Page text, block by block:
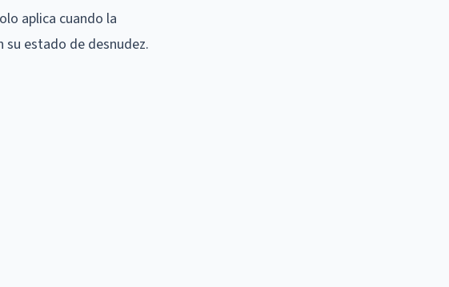
aplica cuando la
su estado de desnudez.